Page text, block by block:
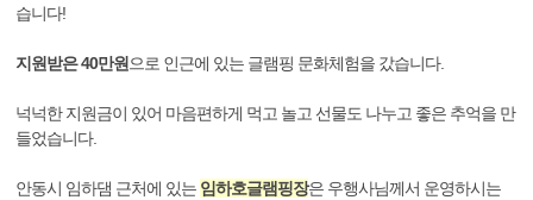
습니다!
지원받은 40만원으로 인근에 있는 글램핑 문화체험을 갔습니다.
넉넉한 지원금이 있어 마음편하게 먹고 놀고 선물도 나누고 좋은 추억을 만
들었습니다.
안동시 임하댐 근처에 있는 임하호글램핑장은 우행사님께서 운영하시는